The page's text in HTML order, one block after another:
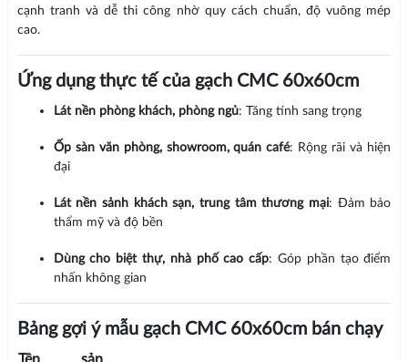
cạnh tranh và dễ thi công nhờ quy cách chuẩn, độ vuông mép
cao.
Ứng dụng thực tế của gạch CMC 60x60cm
Lát nền phòng khách, phòng ngủ: Tăng tính sang trọng
Ốp sàn văn phòng, showroom, quán café: Rộng rãi và hiện
đại
Lát nền sảnh khách sạn, trung tâm thương mại: Đảm bảo
thẩm mỹ và độ bền
Dùng cho biệt thự, nhà phố cao cấp: Góp phần tạo điểm
nhấn không gian
Bảng gợi ý mẫu gạch CMC 60x60cm bán chạy